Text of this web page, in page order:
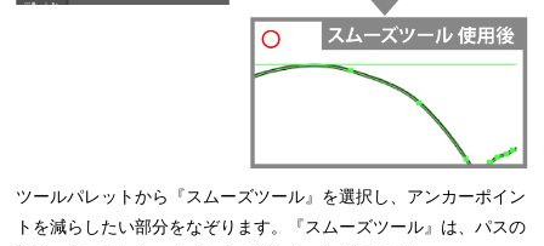
ツールパレットから『スムーズツール』を選択し、アンカーポイン
トを減らしたい部分をなぞります。『スムーズツール』は、パスの